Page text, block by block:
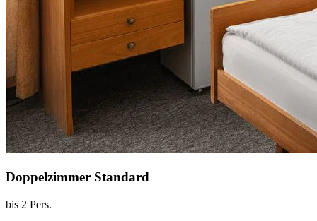
Doppelzimmer Standard
bis 2 Pers.